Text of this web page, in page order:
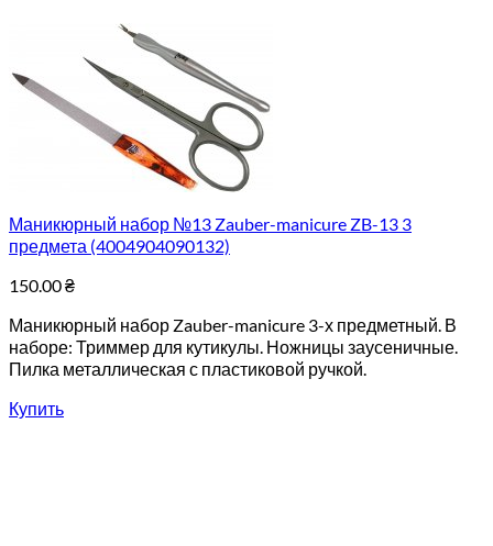
Маникюрный набор №13 Zauber-manicure ZB-13 3
предмета (4004904090132)
150.00₴
Маникюрный набор Zauber-manicure 3-х предметный. В
наборе: Триммер для кутикулы. Ножницы заусеничные.
Пилка металлическая с пластиковой ручкой.
Купить